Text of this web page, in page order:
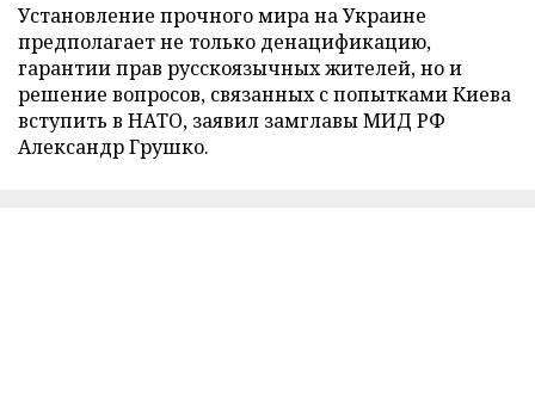
Установление прочного мира на Украине
предполагает не только денацификацию,
гарантии прав русскоязычных жителей, но и
решение вопросов, связанных с попытками Киева
вступить в НАТО, заявил замглавы МИД РФ
Александр Грушко.